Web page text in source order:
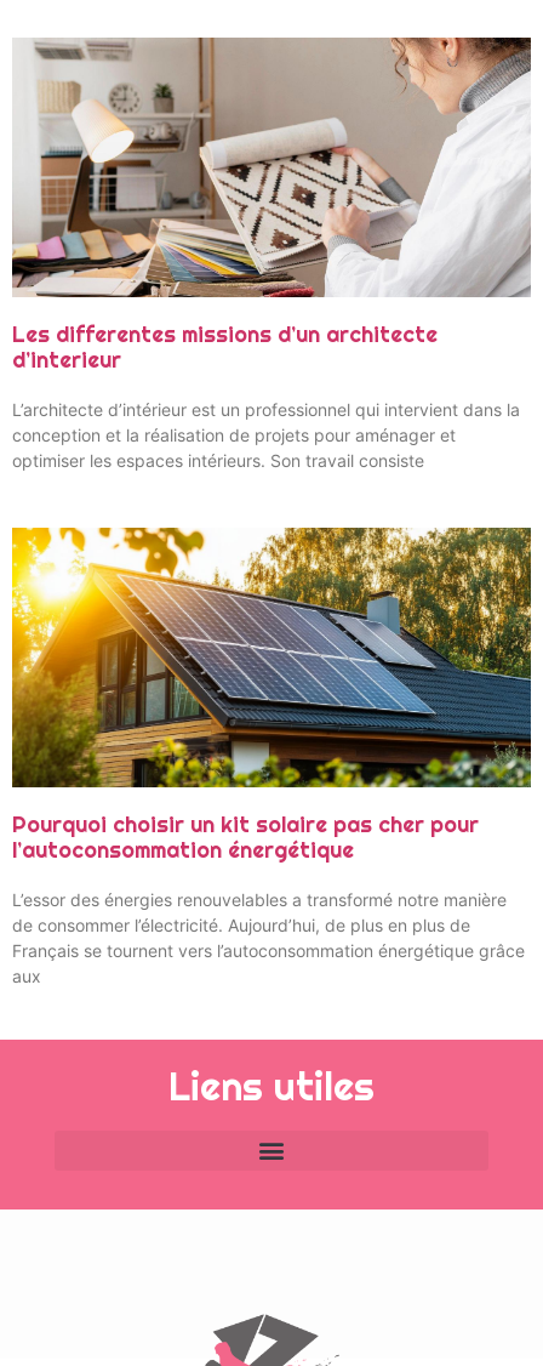
Les differentes missions d’un architecte
d’interieur
L’architecte d’intérieur est un professionnel qui intervient dans la
conception et la réalisation de projets pour aménager et
optimiser les espaces intérieurs. Son travail consiste
Pourquoi choisir un kit solaire pas cher pour
l’autoconsommation énergétique
L’essor des énergies renouvelables a transformé notre manière
de consommer l’électricité. Aujourd’hui, de plus en plus de
Français se tournent vers l’autoconsommation énergétique grâce
aux
Liens utiles